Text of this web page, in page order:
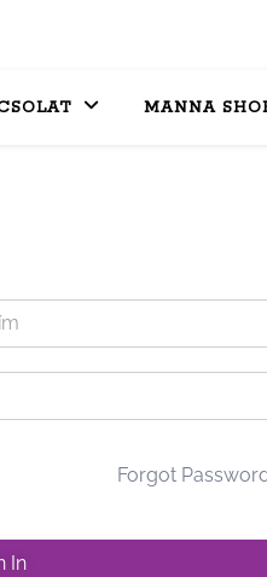
MANNA
Forgot
In